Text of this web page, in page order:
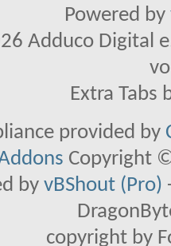
Powered by
Adduco Digital
Extra Tabs
provided by
Copyright
by vBShout (Pro)
copyright by